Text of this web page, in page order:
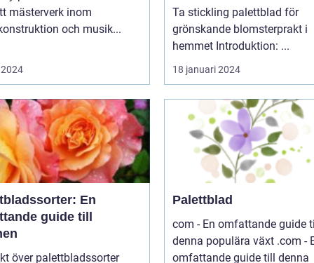
mästerverk inom
och musik...
Ta stickling palettblad för
grönskande blomsterprakt i
hemmet Introduktion: ...
18 januari 2024
En
guide till
över palettbladssorter
Palettblad
com - En omfattande guide
denna populära växt .com - En
omfattande guide till denna